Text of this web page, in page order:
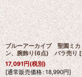
ブルーアーカイブ 聖園ミ
ン、腕飾り(6点) バラ売り [
17,091円(税別)
[通常販売価格: 18,990円]